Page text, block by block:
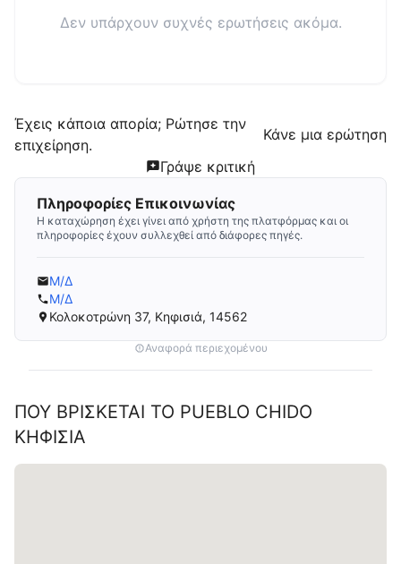
Δεν υπάρχουν συχνές ερωτήσεις ακόμα.
Έχεις κάποια απορία; Ρώτησε την
επιχείρηση.
Κάνε μια ερώτηση
Γράψε κριτική
Πληροφορίες Επικοινωνίας
Η καταχώρηση έχει γίνει από χρήστη της πλατφόρμας και οι
πληροφορίες έχουν συλλεχθεί από διάφορες πηγές.
Μ/Δ
Μ/Δ
Κολοκοτρώνη 37, Κηφισιά, 14562
Αναφορά περιεχομένου
ΠΟΥ ΒΡΊΣΚΕΤΑΙ ΤΟ PUEBLO CHIDO
ΚΗΦΙΣΙΆ